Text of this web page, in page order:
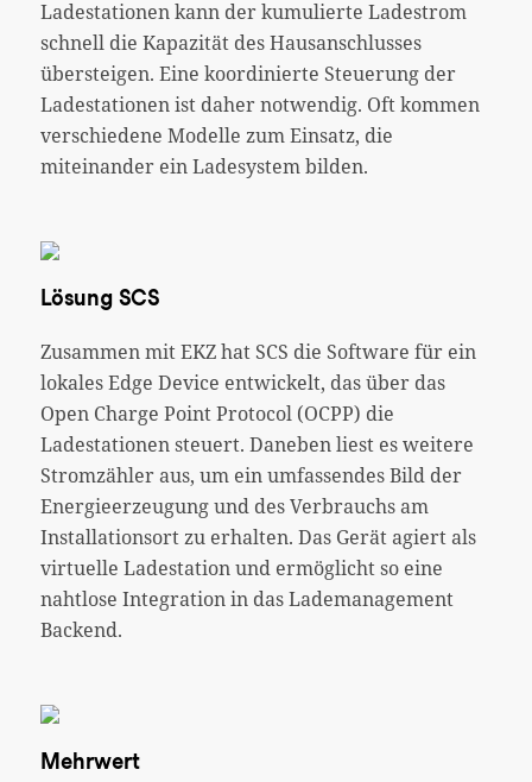
Ladestationen kann der kumulierte Ladestrom
schnell die Kapazität des Hausanschlusses
übersteigen. Eine koordinierte Steuerung der
Ladestationen ist daher notwendig. Oft kommen
verschiedene Modelle zum Einsatz, die
miteinander ein Ladesystem bilden.
Lösung SCS
Zusammen mit EKZ hat SCS die Software für ein
lokales Edge Device entwickelt, das über das
Open Charge Point Protocol (OCPP) die
Ladestationen steuert. Daneben liest es weitere
Stromzähler aus, um ein umfassendes Bild der
Energieerzeugung und des Verbrauchs am
Installationsort zu erhalten. Das Gerät agiert als
virtuelle Ladestation und ermöglicht so eine
nahtlose Integration in das Lademanagement
Backend.
Mehrwert